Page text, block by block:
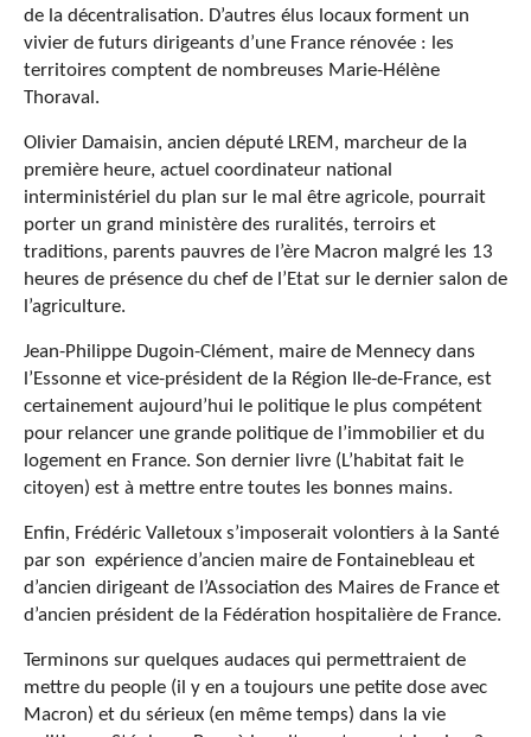
de la décentralisation. D’autres élus locaux forment un
vivier de futurs dirigeants d’une France rénovée : les
territoires comptent de nombreuses Marie-Hélène
Thoraval.
Olivier Damaisin, ancien député LREM, marcheur de la
première heure, actuel coordinateur national
interministériel du plan sur le mal être agricole, pourrait
porter un grand ministère des ruralités, terroirs et
traditions, parents pauvres de l’ère Macron malgré les 13
heures de présence du chef de l’Etat sur le dernier salon de
l’agriculture.
Jean-Philippe Dugoin-Clément, maire de Mennecy dans
l’Essonne et vice-président de la Région Ile-de-France, est
certainement aujourd’hui le politique le plus compétent
pour relancer une grande politique de l’immobilier et du
logement en France. Son dernier livre (L’habitat fait le
citoyen) est à mettre entre toutes les bonnes mains.
Enfin, Frédéric Valletoux s’imposerait volontiers à la Santé
par son expérience d’ancien maire de Fontainebleau et
d’ancien dirigeant de l’Association des Maires de France et
d’ancien président de la Fédération hospitalière de France.
Terminons sur quelques audaces qui permettraient de
mettre du people (il y en a toujours une petite dose avec
Macron) et du sérieux (en même temps) dans la vie